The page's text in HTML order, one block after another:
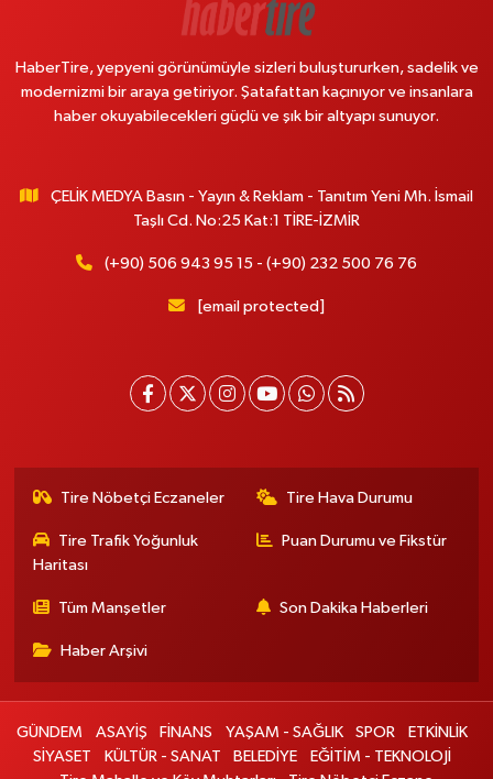
HaberTire, yepyeni görünümüyle sizleri buluştururken, sadelik ve
modernizmi bir araya getiriyor. Şatafattan kaçınıyor ve insanlara
haber okuyabilecekleri güçlü ve şık bir altyapı sunuyor.
ÇELİK MEDYA Basın - Yayın & Reklam - Tanıtım Yeni Mh. İsmail
Taşlı Cd. No:25 Kat:1 TİRE-İZMİR
(+90) 506 943 95 15 - (+90) 232 500 76 76
[email protected]
Tire Nöbetçi Eczaneler Tire Hava Durumu
Tire Trafik Yoğunluk
Haritası
Puan Durumu ve Fikstür
Tüm Manşetler Son Dakika Haberleri
Haber Arşivi
GÜNDEM ASAYİŞ FİNANS YAŞAM - SAĞLIK SPOR
ETKİNLİK
SİYASET
KÜLTÜR - SANAT BELEDİYE
EĞİTİM - TEKNOLOJİ